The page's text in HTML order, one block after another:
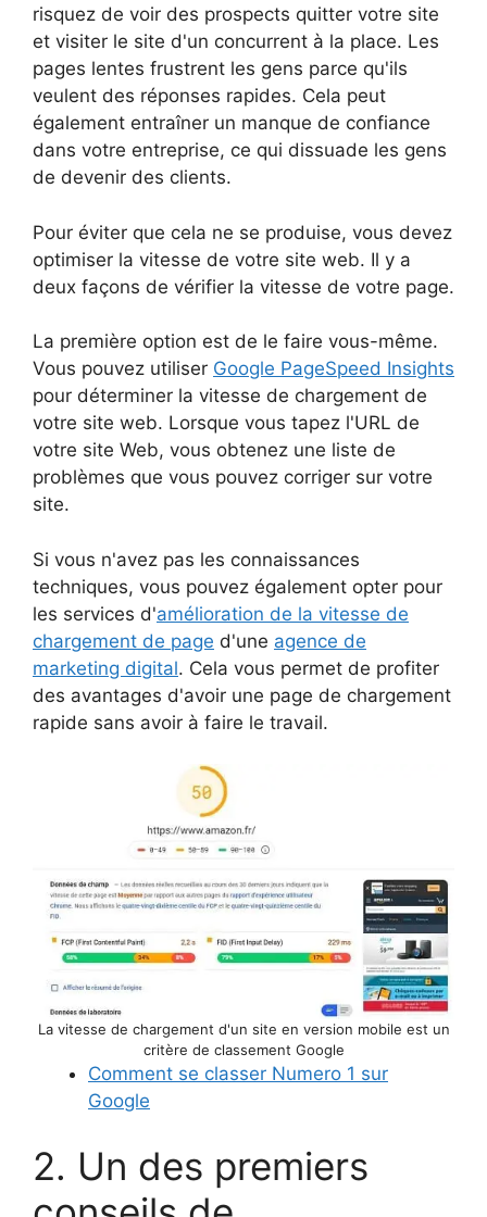
risquez de voir des prospects quitter votre site
et visiter le site d'un concurrent à la place. Les
pages lentes frustrent les gens parce qu'ils
veulent des réponses rapides. Cela peut
également entraîner un manque de confiance
dans votre entreprise, ce qui dissuade les gens
de devenir des clients.
Pour éviter que cela ne se produise, vous devez
optimiser la vitesse de votre site web. Il y a
deux façons de vérifier la vitesse de votre page.
La première option est de le faire vous-même.
Vous pouvez utiliser Google PageSpeed Insights
pour déterminer la vitesse de chargement de
votre site web. Lorsque vous tapez l'URL de
votre site Web, vous obtenez une liste de
problèmes que vous pouvez corriger sur votre
site.
Si vous n'avez pas les connaissances
techniques, vous pouvez également opter pour
les services d'amélioration de la vitesse de
chargement de page d'une agence de
marketing digital. Cela vous permet de profiter
des avantages d'avoir une page de chargement
rapide sans avoir à faire le travail.
La vitesse de chargement d'un site en version mobile est un
critère de classement Google
Comment se classer Numero 1 sur
Google
2. Un des premiers